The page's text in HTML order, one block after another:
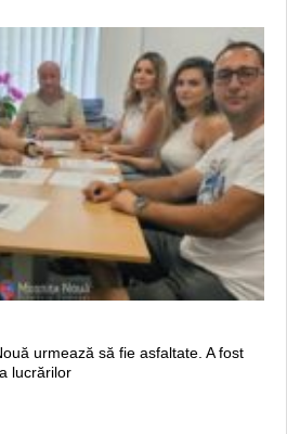
urmează să fie asfaltate. A fost
lucrărilor